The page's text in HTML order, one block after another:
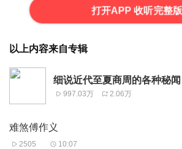
打开APP 收听完整版
以上内容来自专辑
细说近代至夏商周的各种秘闻
997.03万 2.06万
难煞傅作义
2505 10:07